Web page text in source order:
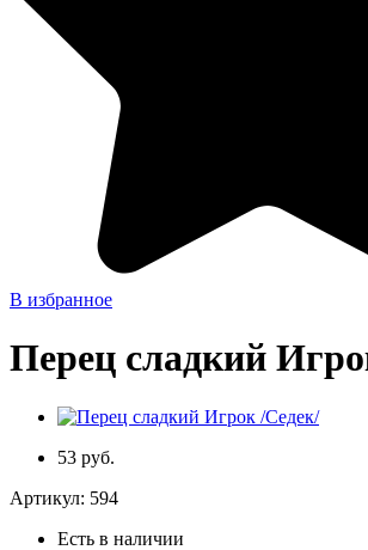
В избранное
Перец сладкий
53 руб.
Артикул: 594
Есть в наличии